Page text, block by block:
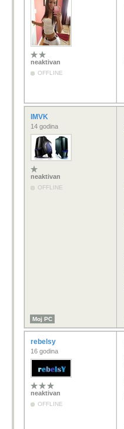
neaktivan
OFFLINE
IMVK
14 godina
neaktivan
OFFLINE
Moj PC
rebelsy
16 godina
neaktivan
OFFLINE